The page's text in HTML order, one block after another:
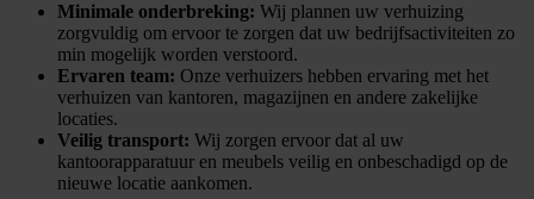
Minimale onderbreking: Wij plannen uw verhuizing
zorgvuldig om ervoor te zorgen dat uw bedrijfsactiviteiten zo
min mogelijk worden verstoord.
Ervaren team: Onze verhuizers hebben ervaring met het
verhuizen van kantoren, magazijnen en andere zakelijke
locaties.
Veilig transport: Wij zorgen ervoor dat al uw
kantoorapparatuur en meubels veilig en onbeschadigd op de
nieuwe locatie aankomen.